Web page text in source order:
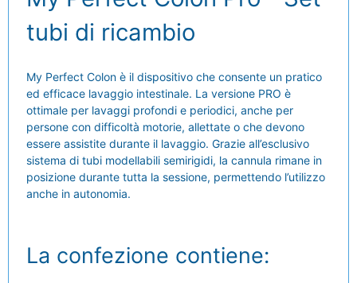
tubi di ricambio
My Perfect Colon è il dispositivo che consente un pratico
ed efficace lavaggio intestinale. La versione PRO è
ottimale per lavaggi profondi e periodici, anche per
persone con difficoltà motorie, allettate o che devono
essere assistite durante il lavaggio. Grazie all’esclusivo
sistema di tubi modellabili semirigidi, la cannula rimane in
posizione durante tutta la sessione, permettendo l’utilizzo
anche in autonomia.
La confezione contiene: